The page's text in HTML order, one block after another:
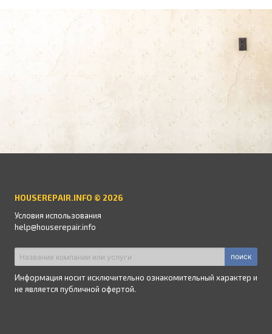
HOUSEREPAIR.INFO © 2026
Условия использования
help@houserepair.info
поиск
Информация носит исключительно ознакомительный характер и
не является публичной офертой.